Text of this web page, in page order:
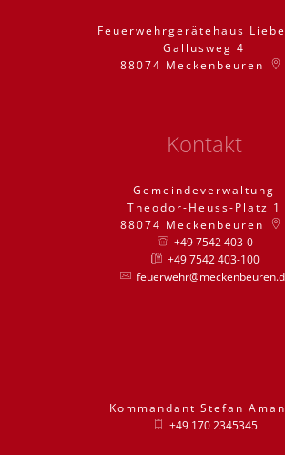
Feuerwehrgerätehaus
Gallusweg 4
88074 Meckenbeuren
Kontakt
Gemeindeverwaltung
Theodor-Heuss-Platz 1
88074 Meckenbeuren
+49 7542 403-0
+49 7542 403-100
Kommandant Stefan
+49 170 2345345